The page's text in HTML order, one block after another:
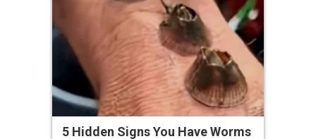
5 Hidden Signs You Have Worms